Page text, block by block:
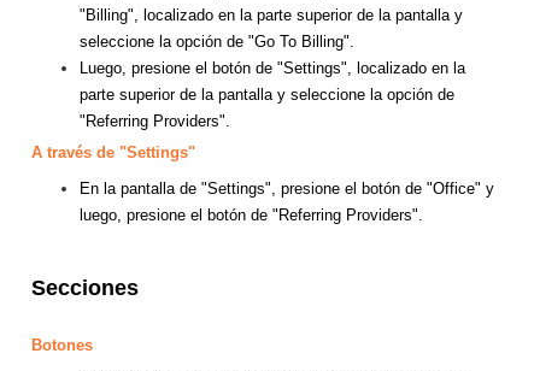
"Billing", localizado en la parte superior de la pantalla y
seleccione la opción de "Go To Billing".
Luego, presione el botón de "Settings", localizado en la
parte superior de la pantalla y seleccione la opción de
"Referring Providers".
A través de "Settings"
En la pantalla de "Settings", presione el botón de "Office" y
luego, presione el botón de "Referring Providers".
Secciones
Botones